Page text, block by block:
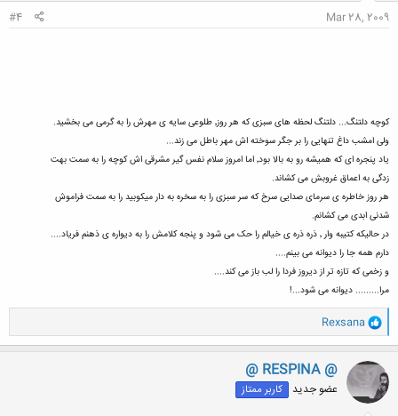
Mar 28, 2009
#4
کوچه دلتنگ... دلتنگ لحظه های سبزی که هر روز٬ طلوعی سایه ی مهرش را به گرمی می بخشید.
ولی امشب داغ تنهایی را بر جگر سوخته اش مهر باطل می زند...
یاد پنجره ای که همیشه رو به بالا بود٬ اما امروز سلام نفس گیر مشرقی اش کوچه را به سمت بهت
زدگی به اعماق غروبش می کشاند.
هر روز خاطره ی سرمای صدایی سرخ که سر سبزی را به سخره به دار میکوبید را به سمت فراموش
شدنی ابدی می کشانم.
در حالیکه کتیبه وار ٬ ذره ذره ی خیالم را حک می شود و پنجه کلامش را به دیواره ی ذهنم فریاد....
دارم همه جا را دیوانه می بینم....
و زخمی که تازه تر از دیروز فردا را لب باز می کند....
مرا......... دیوانه می شود...!
و
ا
ک
ن
ش
ه
ا
Rexsana
@ RESPINA @
عضو جدید کاربر ممتاز